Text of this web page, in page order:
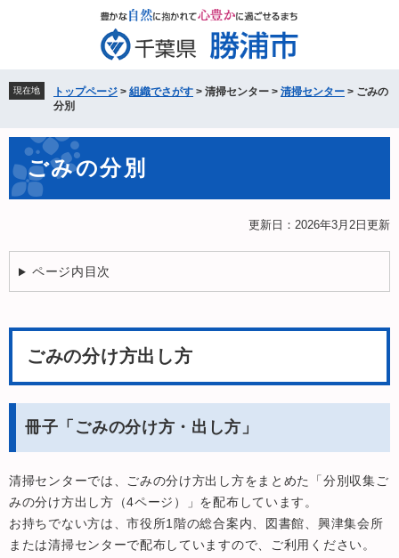
先
頭
す。
を
飛
し
文
現在地 トップページ > 組織でさがす > 清掃センター > 清掃センター > ごみの
分別
文 ごみの分別
更新日：2026年3月2日更新
ページ内目次
ごみの分け方出し方
冊子「ごみの分け方・出し方」
清掃センターでは、ごみの分け方出し方をまとめた「分別収集ご
みの分け方出し方（4ページ）」を配布しています。
お持ちでない方は、市役所1階の総合案内、図書館、興津集会所
または清掃センターで配布していますので、ご利用ください。